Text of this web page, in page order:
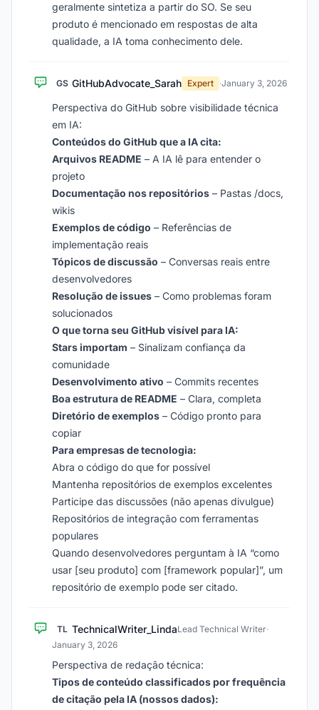
geralmente sintetiza a partir do SO. Se seu
produto é mencionado em respostas de alta
qualidade, a IA toma conhecimento dele.
GS GitHubAdvocate_Sarah Expert ·January 3, 2026
Perspectiva do GitHub sobre visibilidade técnica
em IA:
Conteúdos do GitHub que a IA cita:
Arquivos README – A IA lê para entender o
projeto
Documentação nos repositórios – Pastas /docs,
wikis
Exemplos de código – Referências de
implementação reais
Tópicos de discussão – Conversas reais entre
desenvolvedores
Resolução de issues – Como problemas foram
solucionados
O que torna seu GitHub visível para IA:
Stars importam – Sinalizam confiança da
comunidade
Desenvolvimento ativo – Commits recentes
Boa estrutura de README – Clara, completa
Diretório de exemplos – Código pronto para
copiar
Para empresas de tecnologia:
Abra o código do que for possível
Mantenha repositórios de exemplos excelentes
Participe das discussões (não apenas divulgue)
Repositórios de integração com ferramentas
populares
Quando desenvolvedores perguntam à IA “como
usar [seu produto] com [framework popular]”, um
repositório de exemplo pode ser citado.
TL TechnicalWriter_LindaLead Technical Writer·
January 3, 2026
Perspectiva de redação técnica:
Tipos de conteúdo classificados por frequência
de citação pela IA (nossos dados):